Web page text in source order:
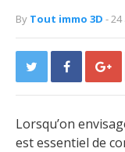
By Tout immo 3D -
Lorsqu’on
est essentiel de